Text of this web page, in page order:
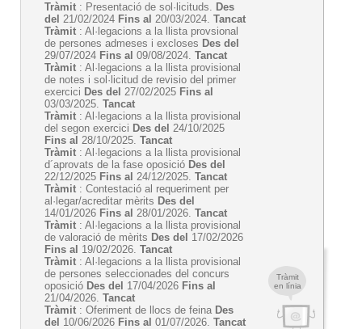
Tràmit
en línia
Tràmit : Presentació de sol·licituds. Des
del 21/02/2024 Fins al 20/03/2024. Tancat
Tràmit : Al·legacions a la llista provsional
de persones admeses i excloses Des del
29/07/2024 Fins al 09/08/2024. Tancat
Tràmit : Al·legacions a la llista provisional
de notes i sol·licitud de revisio del primer
exercici Des del 27/02/2025 Fins al
03/03/2025. Tancat
Tràmit : Al·legacions a la llista provisional
del segon exercici Des del 24/10/2025
Fins al 28/10/2025. Tancat
Tràmit : Al·legacions a la llista provisional
d´aprovats de la fase oposició Des del
22/12/2025 Fins al 24/12/2025. Tancat
Tràmit : Contestació al requeriment per
al·legar/acreditar mèrits Des del
14/01/2026 Fins al 28/01/2026. Tancat
Tràmit : Al·legacions a la llista provisional
de valoració de mèrits Des del 17/02/2026
Fins al 19/02/2026. Tancat
Tràmit : Al·legacions a la llista provisional
de persones seleccionades del concurs
oposició Des del 17/04/2026 Fins al
21/04/2026. Tancat
Tràmit : Oferiment de llocs de feina Des
del 10/06/2026 Fins al 01/07/2026. Tancat